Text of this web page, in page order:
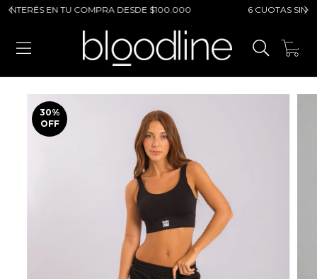
EN TU COMPRA DESDE $100.000 6 CUOTAS SIN
30%
OFF